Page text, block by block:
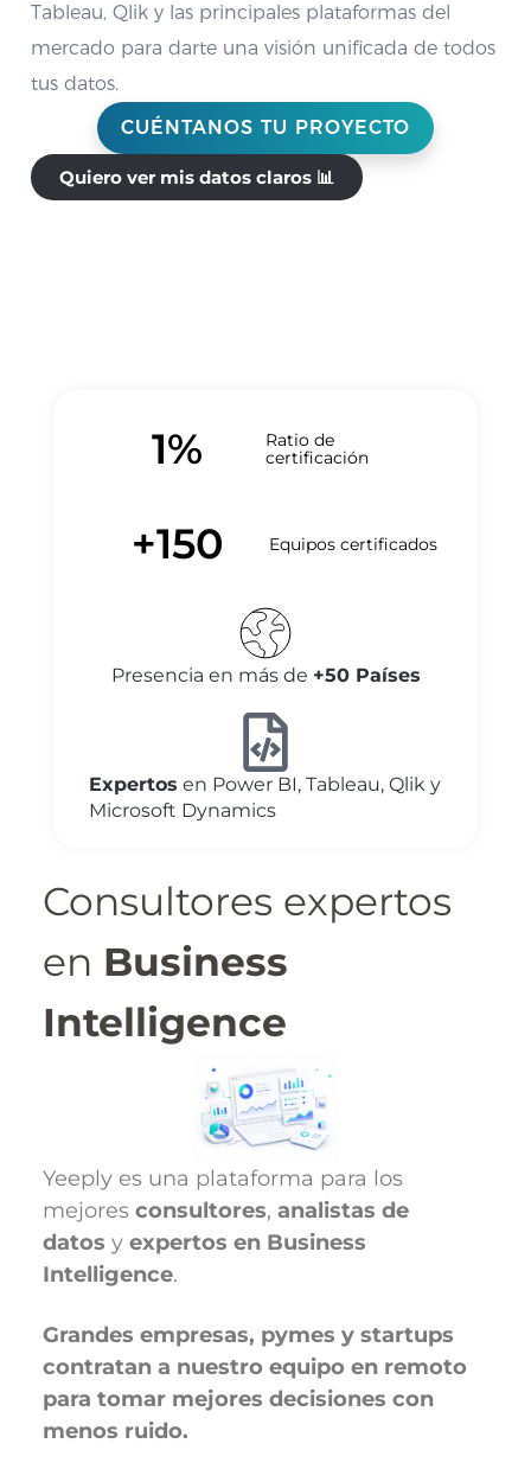
Tableau, Qlik y las principales plataformas del
mercado para darte una visión unificada de todos
tus datos.
CUÉNTANOS TU PROYECTO
Quiero ver mis datos claros 📊
Ratio de
certificación
1%
Equipos certificados
+150
Presencia en más de +50 Países
Expertos en Power BI, Tableau, Qlik y
Microsoft Dynamics
Consultores expertos
en Business
Intelligence
Yeeply es una plataforma para los
mejores consultores, analistas de
datos y expertos en Business
Intelligence.
Grandes empresas, pymes y startups
contratan a nuestro equipo en remoto
para tomar mejores decisiones con
menos ruido.